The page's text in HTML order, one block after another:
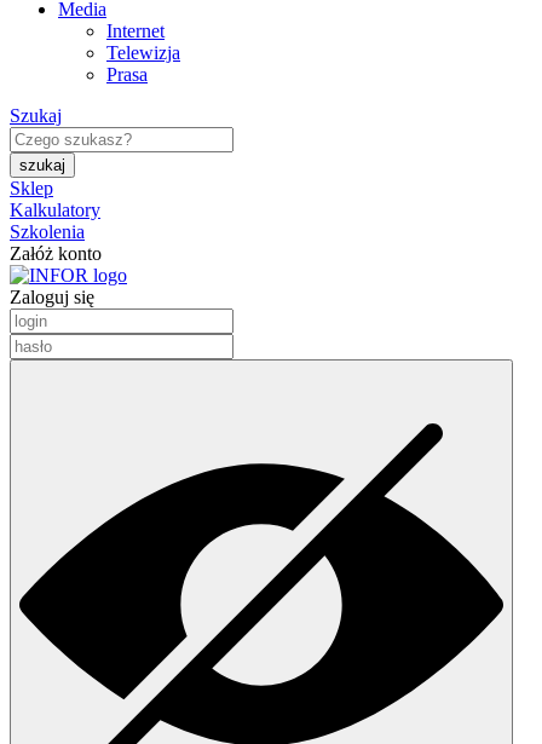
Media
Internet
Telewizja
Prasa
Szukaj
Sklep
Kalkulatory
Szkolenia
Załóż konto
Zaloguj się